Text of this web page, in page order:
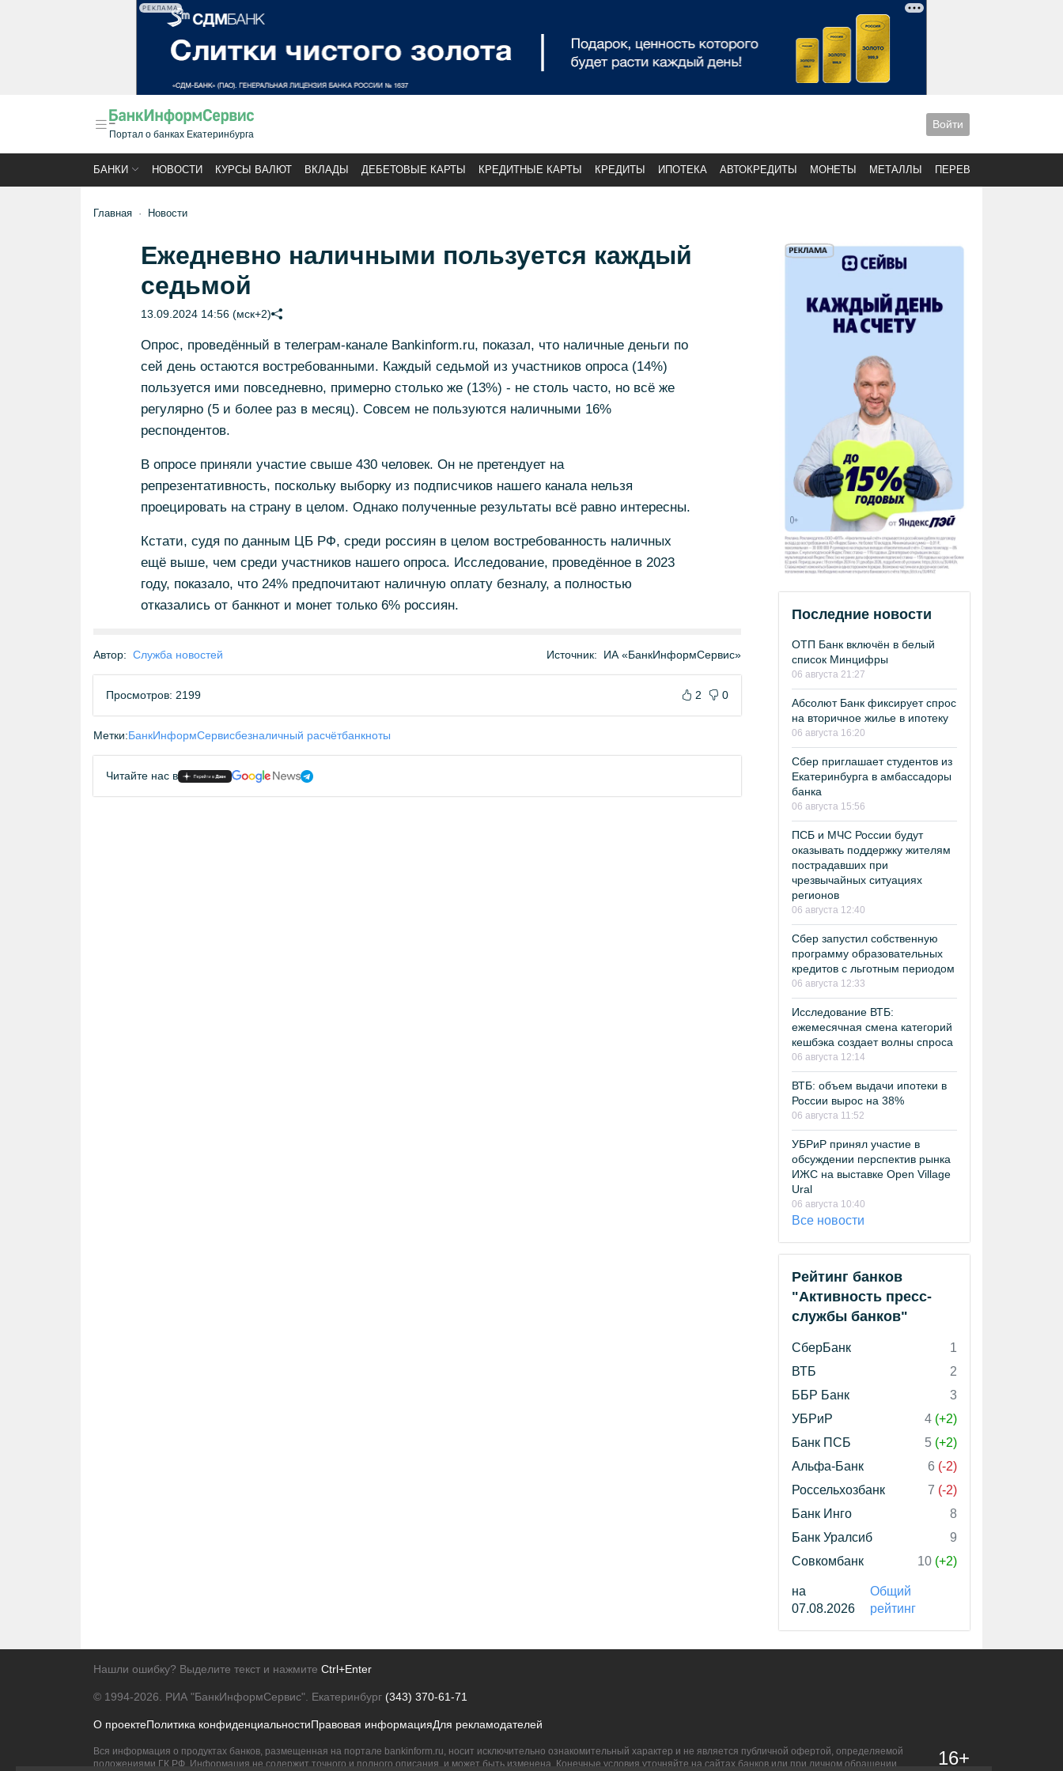
РЕКЛАМА
Портал о банках Екатеринбурга
Войти
БАНКИ НОВОСТИ КУРСЫ ВАЛЮТ ВКЛАДЫ ДЕБЕТОВЫЕ КАРТЫ КРЕДИТНЫЕ КАРТЫ КРЕДИТЫ ИПОТЕКА АВТОКРЕДИТЫ МОНЕТЫ МЕТАЛЛЫ ПЕРЕВОДЫ
Главная Новости
Ежедневно наличными пользуется каждый
седьмой
13.09.2024 14:56 (мск+2)
Опрос, проведённый в телеграм-канале Bankinform.ru, показал, что наличные деньги по
сей день остаются востребованными. Каждый седьмой из участников опроса (14%)
пользуется ими повседневно, примерно столько же (13%) - не столь часто, но всё же
регулярно (5 и более раз в месяц). Совсем не пользуются наличными 16%
респондентов.
В опросе приняли участие свыше 430 человек. Он не претендует на
репрезентативность, поскольку выборку из подписчиков нашего канала нельзя
проецировать на страну в целом. Однако полученные результаты всё равно интересны.
Кстати, судя по данным ЦБ РФ, среди россиян в целом востребованность наличных
ещё выше, чем среди участников нашего опроса. Исследование, проведённое в 2023
году, показало, что 24% предпочитают наличную оплату безналу, а полностью
отказались от банкнот и монет только 6% россиян.
Автор: Служба новостей Источник: ИА «БанкИнформСервис»
Просмотров: 2199 2 0
Метки:БанкИнформСервисбезналичный расчётбанкноты
Читайте нас в
Последние новости
ОТП Банк включён в белый
список Минцифры
06 августа 21:27
Абсолют Банк фиксирует спрос
на вторичное жилье в ипотеку
06 августа 16:20
Сбер приглашает студентов из
Екатеринбурга в амбассадоры
банка
06 августа 15:56
ПСБ и МЧС России будут
оказывать поддержку жителям
пострадавших при
чрезвычайных ситуациях
регионов
06 августа 12:40
Сбер запустил собственную
программу образовательных
кредитов с льготным периодом
06 августа 12:33
Исследование ВТБ:
ежемесячная смена категорий
кешбэка создает волны спроса
06 августа 12:14
ВТБ: объем выдачи ипотеки в
России вырос на 38%
06 августа 11:52
УБРиР принял участие в
обсуждении перспектив рынка
ИЖС на выставке Open Village
Ural
06 августа 10:40
Все новости
Рейтинг банков
"Активность пресс-
службы банков"
СберБанк
1
ВТБ
2
ББР Банк
3
УБРиР
4 (+2)
Банк ПСБ
5 (+2)
Альфа-Банк
6 (-2)
Россельхозбанк
7 (-2)
Банк Инго
8
Банк Уралсиб
9
Совкомбанк
10 (+2)
на
07.08.2026
Общий
рейтинг
Нашли ошибку? Выделите текст и нажмите Ctrl+Enter
© 1994-2026. РИА "БанкИнформСервис". Екатеринбург (343) 370-61-71
О проектеПолитика конфиденциальностиПравовая информацияДля рекламодателей
Вся информация о продуктах банков, размещенная на портале bankinform.ru, носит исключительно ознакомительный характер и не является публичной офертой, определяемой
положениями ГК РФ. Информация не содержит точного и полного описания, и может быть изменена. Конечные условия уточняйте на сайтах банков или при личном обращении.
16+